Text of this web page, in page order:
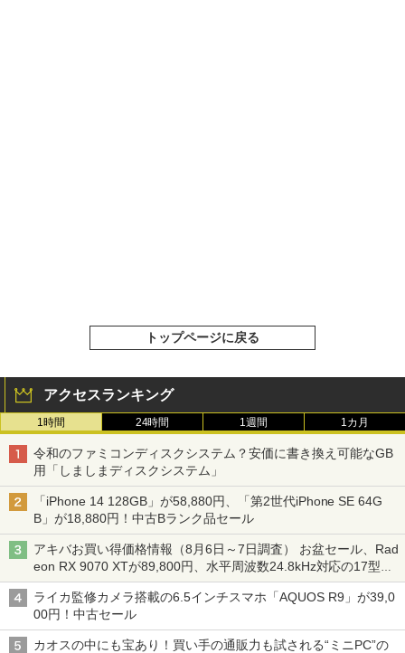
トップページに戻る
アクセスランキング
1時間 24時間 1週間 1カ月
令和のファミコンディスクシステム？安価に書き換え可能なGB
用「しましまディスクシステム」
「iPhone 14 128GB」が58,880円、「第2世代iPhone SE 64G
B」が18,880円！中古Bランク品セール
アキバお買い得価格情報（8月6日～7日調査） お盆セール、Rad
eon RX 9070 XTが89,800円、水平周波数24.8kHz対応の17型モ
ニターが9,801円、暑さ指数連動セール ほか
ライカ監修カメラ搭載の6.5インチスマホ「AQUOS R9」が39,0
00円！中古セール
カオスの中にも宝あり！買い手の通販力も試される“ミニPC”の